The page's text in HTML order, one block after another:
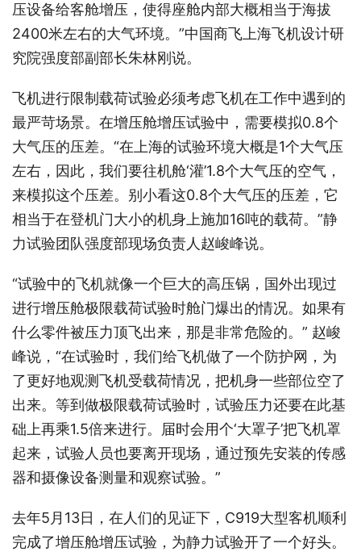
压设备给客舱增压，使得座舱内部大概相当于海拔
2400米左右的大气环境。”中国商飞上海飞机设计研
究院强度部副部长朱林刚说。
飞机进行限制载荷试验必须考虑飞机在工作中遇到的
最严苛场景。在增压舱增压试验中，需要模拟0.8个
大气压的压差。“在上海的试验环境大概是1个大气压
左右，因此，我们要往机舱‘灌’1.8个大气压的空气，
来模拟这个压差。别小看这0.8个大气压的压差，它
相当于在登机门大小的机身上施加16吨的载荷。”静
力试验团队强度部现场负责人赵峻峰说。
“试验中的飞机就像一个巨大的高压锅，国外出现过
进行增压舱极限载荷试验时舱门爆出的情况。如果有
什么零件被压力顶飞出来，那是非常危险的。” 赵峻
峰说，“在试验时，我们给飞机做了一个防护网，为
了更好地观测飞机受载荷情况，把机身一些部位空了
出来。等到做极限载荷试验时，试验压力还要在此基
础上再乘1.5倍来进行。届时会用个‘大罩子’把飞机罩
起来，试验人员也要离开现场，通过预先安装的传感
器和摄像设备测量和观察试验。”
去年5月13日，在人们的见证下，C919大型客机顺利
完成了增压舱增压试验，为静力试验开了一个好头。